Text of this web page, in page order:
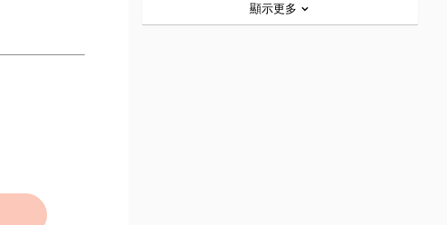
顯示更多